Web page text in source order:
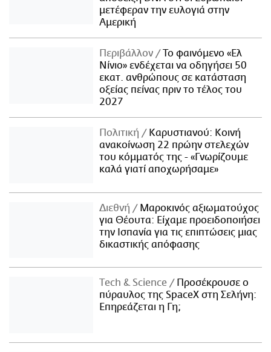
μετέφεραν την ευλογιά στην
Αμερική
Περιβάλλον
Το φαινόμενο «Ελ
Νίνιο» ενδέχεται να οδηγήσει 50
εκατ. ανθρώπους σε κατάσταση
οξείας πείνας πριν το τέλος του
2027
Πολιτική
Καρυστιανού: Κοινή
ανακοίνωση 22 πρώην στελεχών
του κόμματός της - «Γνωρίζουμε
καλά γιατί αποχωρήσαμε»
Διεθνή
Μαροκινός αξιωματούχος
για Θέουτα: Είχαμε προειδοποιήσει
την Ισπανία για τις επιπτώσεις μιας
δικαστικής απόφασης
Τech & Science
Προσέκρουσε ο
πύραυλος της SpaceX στη Σελήνη:
Επηρεάζεται η Γη;